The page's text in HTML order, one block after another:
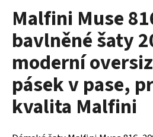
produktu
je
5,0
z
hvězdiček.
Malfini Muse
bavlněné šaty
moderní
pásek v pase,
kvalita Malfini
G,
100%
BAVLNA,
SILIKONOVÁ
ÚPRAVA
92